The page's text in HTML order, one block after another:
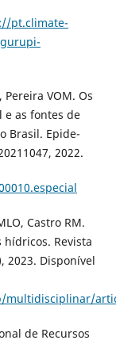
pt.climate-
VOM. Os
e as fontes de
Brasil. Epide-
2022.
Castro RM.
Revista
2023. Disponível
multidisciplinar/
de Recursos